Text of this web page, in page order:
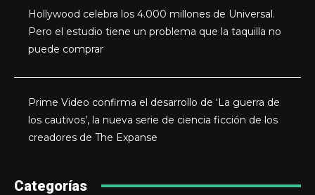
Hollywood celebra los 4.000 millones de Universal.
Pero el estudio tiene un problema que la taquilla no
puede comprar
Prime Video confirma el desarrollo de ‘La guerra de
los cautivos’, la nueva serie de ciencia ficción de los
creadores de The Expanse
Categorías